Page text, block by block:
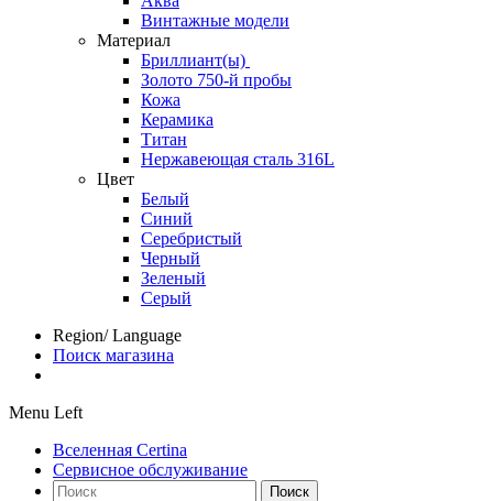
Винтажные модели
Материал
Бриллиант(ы)
Золото 750-й пробы
Кожа
Керамика
Титан
Нержавеющая сталь 316L
Цвет
Белый
Синий
Серебристый
Черный
Зеленый
Серый
Region/ Language
Поиск магазина
Menu Left
Вселенная Certina
Сервисное обслуживание
Поиск